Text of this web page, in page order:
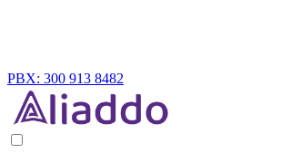
PBX: 300 913 8482